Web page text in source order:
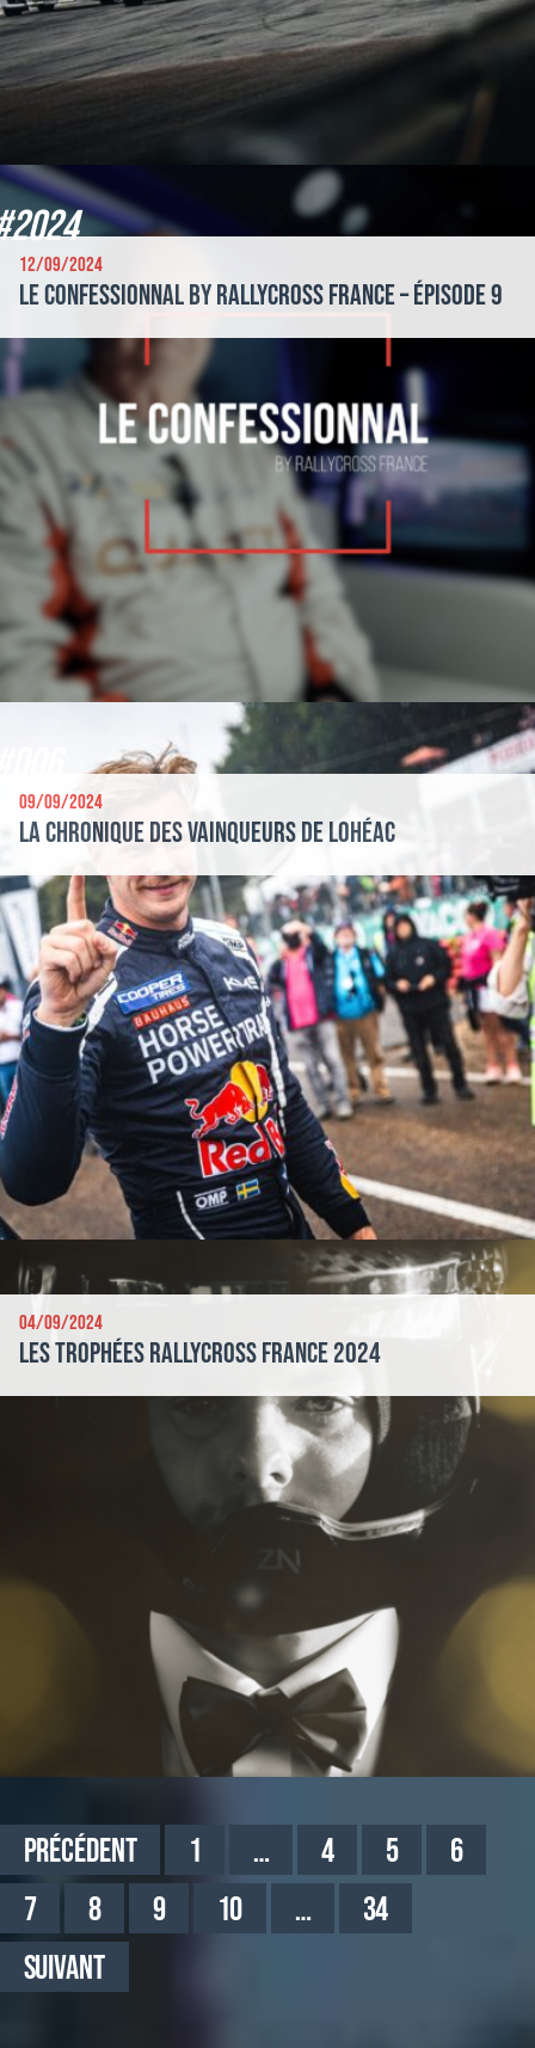
12/09/2024
Le Confessionnal by Rallycross France – Épisode 9
09/09/2024
La chronique des vainqueurs de Lohéac
04/09/2024
Les Trophées Rallycross France 2024
Précédent 1 … 4 5
6
7
8 9 10 …
34
Suivant